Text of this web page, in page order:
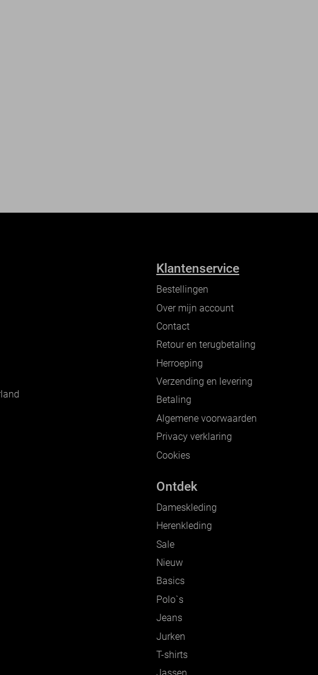
Klantenservice
Bestellingen
Over mijn account
Contact
Retour en terugbetaling
Herroeping
Verzending en levering
Betaling
Algemene voorwaarden
Privacy verklaring
Cookies
Ontdek
Dameskleding
Herenkleding
Sale
Nieuw
Basics
Polo`s
Jeans
Jurken
T-shirts